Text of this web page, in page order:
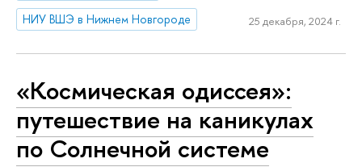
НИУ ВШЭ в Нижнем Новгороде
25 декабря, 2024 г.
«Космическая одиссея»:
путешествие на каникулах
по Солнечной системе